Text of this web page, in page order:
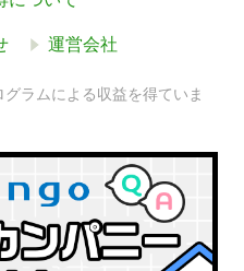
運営会社
ラムによる収益を得ていま